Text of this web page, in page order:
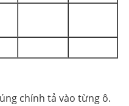
chính tả vào từng ô.